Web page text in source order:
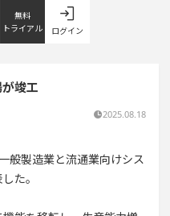
無料
トライアル
ログイン
竣工
2025.08.18
般製造業と流通業向けシス
た。